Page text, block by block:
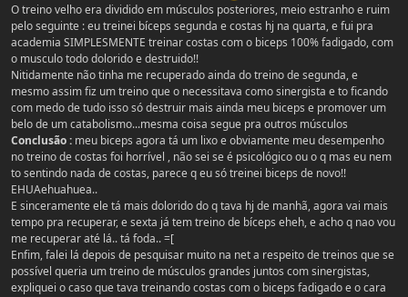
O treino velho era dividido em músculos posteriores, meio estranho e ruim
pelo seguinte : eu treinei bíceps segunda e costas hj na quarta, e fui pra
academia SIMPLESMENTE treinar costas com o biceps 100% fadigado, com
o musculo todo dolorido e destruido!!
Nitidamente não tinha me recuperado ainda do treino de segunda, e
mesmo assim fiz um treino que o necessitava como sinergista e to ficando
com medo de tudo isso só destruir mais ainda meu biceps e promover um
belo de um catabolismo...mesma coisa segue pra outros músculos
Conclusão : meu biceps agora tá um lixo e obviamente meu desempenho
no treino de costas foi horrível , não sei se é psicológico ou o q mas eu nem
to sentindo nada de costas, parece q eu só treinei biceps de novo!!
EHUAehuahuea..
E sinceramente ele tá mais dolorido do q tava hj de manhã, agora vai mais
tempo pra recuperar, e sexta já tem treino de bíceps eheh, e acho q nao vou
me recuperar até lá.. tá foda.. =[
Enfim, falei lá depois de pesquisar muito na net a respeito de treinos que se
possível queria um treino de músculos grandes juntos com sinergistas,
expliquei o caso que tava treinando costas com o biceps fadigado e o cara